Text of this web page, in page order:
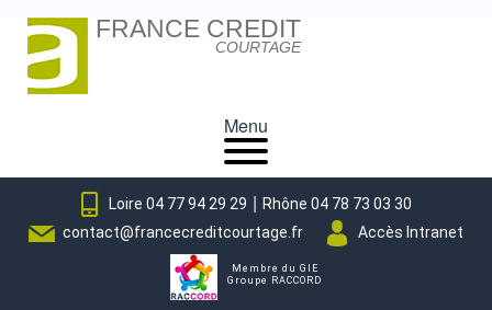
Skip
content
FRANCE CREDIT
COURTAGE
Menu
Loire 04 77 94 29 29 | Rhône 04 78 73 03 30
contact@francecreditcourtage.fr
Accès Intranet
Membre du GIE
Groupe RACCORD